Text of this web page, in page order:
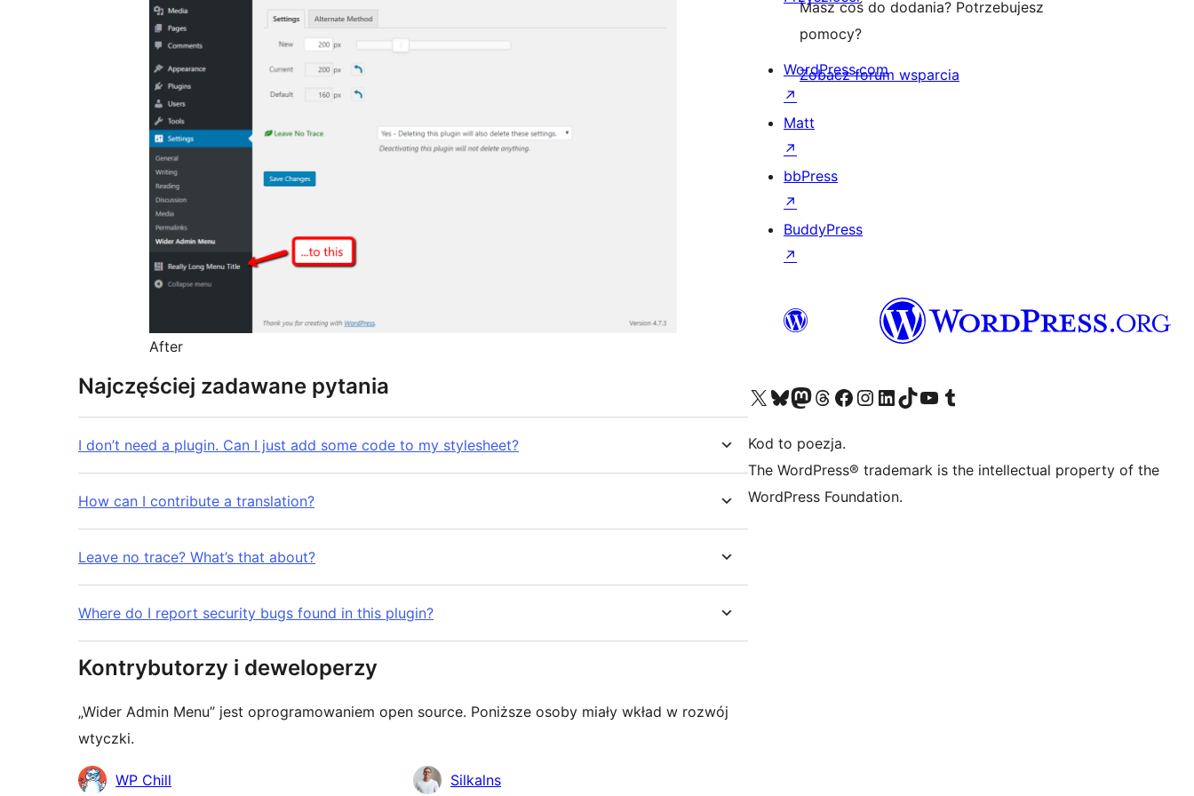
After
Najczęściej zadawane pytania
I don’t need a plugin. Can I just add some code to my stylesheet?
How can I contribute a translation?
Leave no trace? What’s that about?
Where do I report security bugs found in this plugin?
Kontrybutorzy i deweloperzy
„Wider Admin Menu” jest oprogramowaniem open source. Poniższe osoby miały wkład w rozwój
wtyczki.
Zaangażowani
WP Chill Silkalns
Masz coś do dodania? Potrzebujesz
pomocy?
Zobacz forum wsparcia
WordPress.com
↗
Matt
↗
bbPress
↗
BuddyPress
↗
Odwiedź nasze konto X (dawniej Twitter)
Odwiedź nasze konto Bluesky
Odwiedź nasze konto na Mastodoncie
Odwiedź naszego Threadsa
Odwiedź naszego Facebooka
Odwiedź nasze konto na Instagramie
Odwiedź nasze konto na LinkedIn
Odwiedź naszego TikToka
Odwiedź nasz kanał YouTube
Odwiedź naszego Tumblra
Kod to poezja.
The WordPress® trademark is the intellectual property of the
WordPress Foundation.